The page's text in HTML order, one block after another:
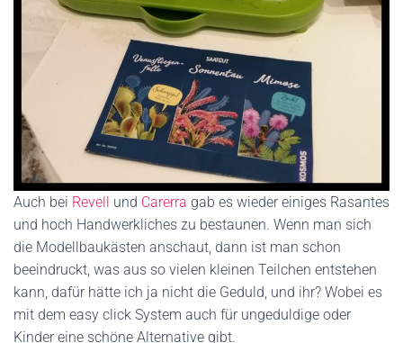
Auch bei Revell und Carerra gab es wieder einiges Rasantes
und hoch Handwerkliches zu bestaunen. Wenn man sich
die Modellbaukästen anschaut, dann ist man schon
beeindruckt, was aus so vielen kleinen Teilchen entstehen
kann, dafür hätte ich ja nicht die Geduld, und ihr? Wobei es
mit dem easy click System auch für ungeduldige oder
Kinder eine schöne Alternative gibt.